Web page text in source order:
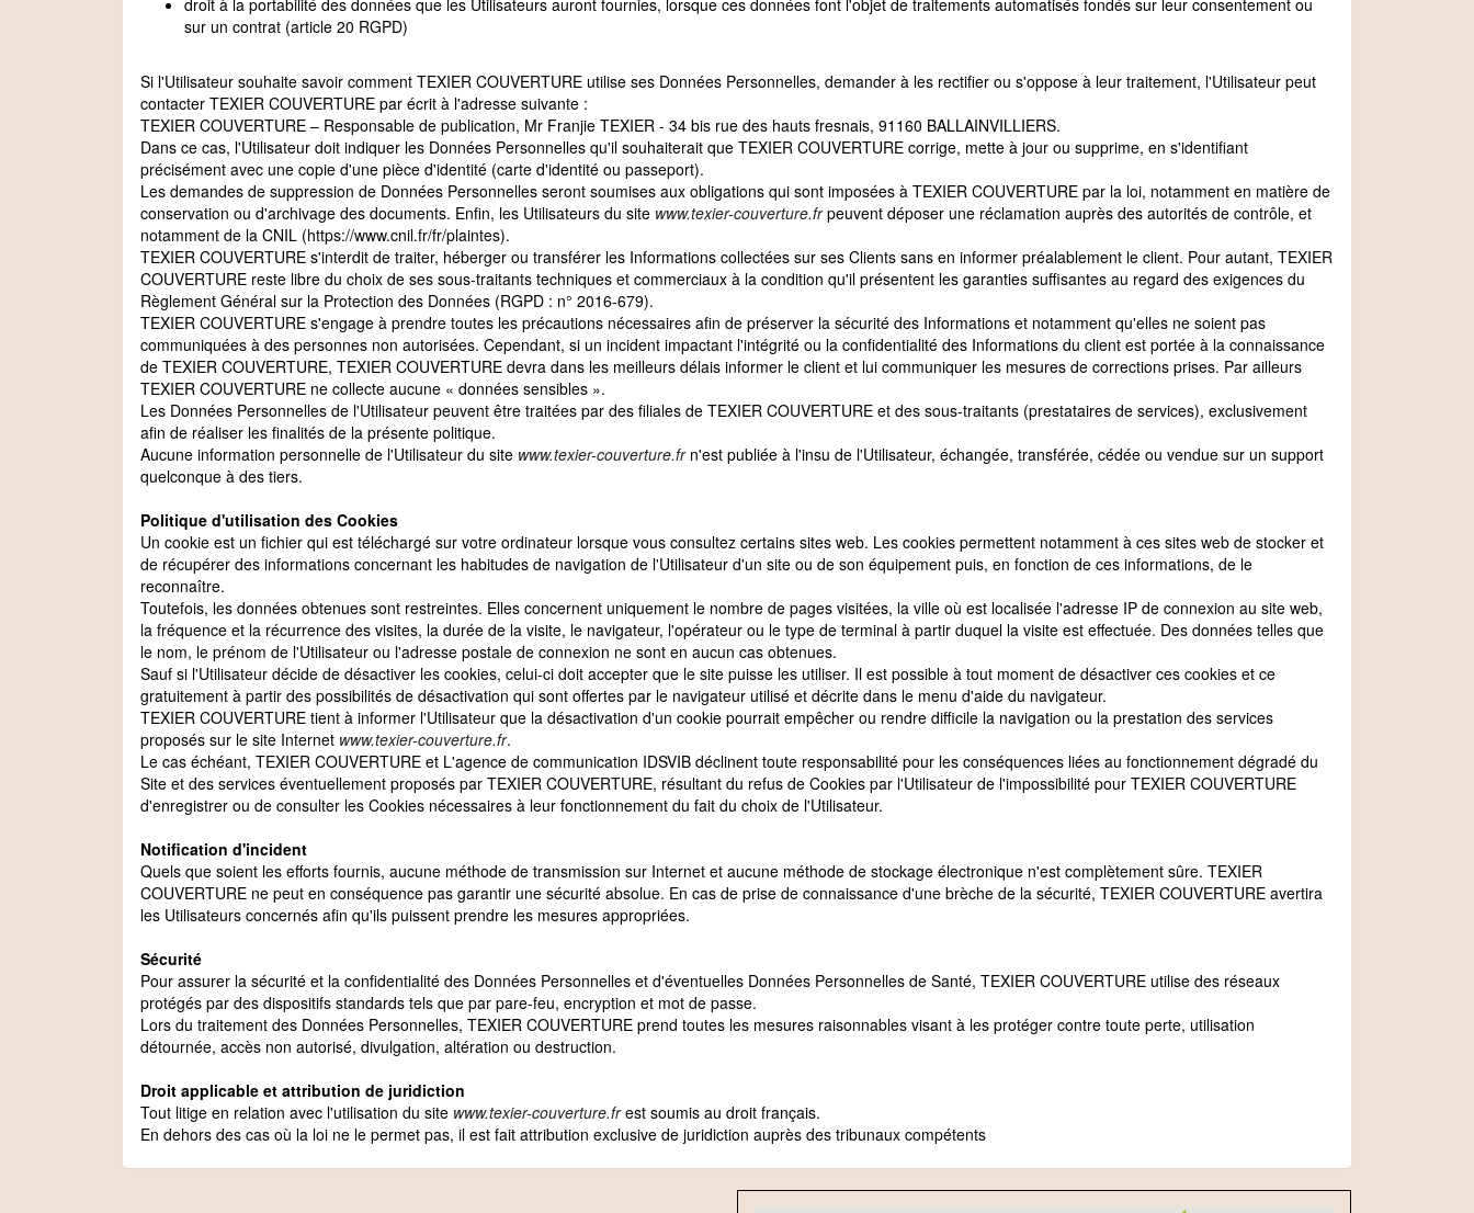
sur un contrat (article 20 RGPD)
Si l'Utilisateur souhaite savoir comment TEXIER COUVERTURE utilise ses Données Personnelles, demander à les rectifier ou s'oppose à leur traitement, l'Utilisateur peut
contacter TEXIER COUVERTURE par écrit à l'adresse suivante :
TEXIER COUVERTURE – Responsable de publication, Mr Franjie TEXIER - 34 bis rue des hauts fresnais, 91160 BALLAINVILLIERS.
Dans ce cas, l'Utilisateur doit indiquer les Données Personnelles qu'il souhaiterait que TEXIER COUVERTURE corrige, mette à jour ou supprime, en s'identifiant
précisément avec une copie d'une pièce d'identité (carte d'identité ou passeport).
Les demandes de suppression de Données Personnelles seront soumises aux obligations qui sont imposées à TEXIER COUVERTURE par la loi, notamment en matière de
conservation ou d'archivage des documents. Enfin, les Utilisateurs du site www.texier-couverture.frpeuvent déposer une réclamation auprès des autorités de contrôle, et
notamment de la CNIL (https://www.cnil.fr/fr/plaintes).
TEXIER COUVERTURE s'interdit de traiter, héberger ou transférer les Informations collectées sur ses Clients sans en informer préalablement le client. Pour autant, TEXIER
COUVERTURE reste libre du choix de ses sous-traitants techniques et commerciaux à la condition qu'il présentent les garanties suffisantes au regard des exigences du
Règlement Général sur la Protection des Données (RGPD : n° 2016-679).
TEXIER COUVERTURE s'engage à prendre toutes les précautions nécessaires afin de préserver la sécurité des Informations et notamment qu'elles ne soient pas
communiquées à des personnes non autorisées. Cependant, si un incident impactant l'intégrité ou la confidentialité des Informations du client est portée à la connaissance
de TEXIER COUVERTURE, TEXIER COUVERTURE devra dans les meilleurs délais informer le client et lui communiquer les mesures de corrections prises. Par ailleurs
TEXIER COUVERTURE ne collecte aucune « données sensibles ».
Les Données Personnelles de l'Utilisateur peuvent être traitées par des filiales de TEXIER COUVERTURE et des sous-traitants (prestataires de services), exclusivement
afin de réaliser les finalités de la présente politique.
Aucune information personnelle de l'Utilisateur du site www.texier-couverture.frn'est publiée à l'insu de l'Utilisateur, échangée, transférée, cédée ou vendue sur un support
quelconque à des tiers.
Politique d'utilisation des Cookies
Un cookie est un fichier qui est téléchargé sur votre ordinateur lorsque vous consultez certains sites web. Les cookies permettent notamment à ces sites web de stocker et
de récupérer des informations concernant les habitudes de navigation de l'Utilisateur d'un site ou de son équipement puis, en fonction de ces informations, de le
reconnaître.
Toutefois, les données obtenues sont restreintes. Elles concernent uniquement le nombre de pages visitées, la ville où est localisée l'adresse IP de connexion au site web,
la fréquence et la récurrence des visites, la durée de la visite, le navigateur, l'opérateur ou le type de terminal à partir duquel la visite est effectuée. Des données telles que
le nom, le prénom de l'Utilisateur ou l'adresse postale de connexion ne sont en aucun cas obtenues.
Sauf si l'Utilisateur décide de désactiver les cookies, celui-ci doit accepter que le site puisse les utiliser. Il est possible à tout moment de désactiver ces cookies et ce
gratuitement à partir des possibilités de désactivation qui sont offertes par le navigateur utilisé et décrite dans le menu d'aide du navigateur.
TEXIER COUVERTURE tient à informer l'Utilisateur que la désactivation d'un cookie pourrait empêcher ou rendre difficile la navigation ou la prestation des services
proposés sur le site Internet www.texier-couverture.fr.
Le cas échéant, TEXIER COUVERTURE et L'agence de communication IDSVIB déclinent toute responsabilité pour les conséquences liées au fonctionnement dégradé du
Site et des services éventuellement proposés par TEXIER COUVERTURE, résultant du refus de Cookies par l'Utilisateur de l'impossibilité pour TEXIER COUVERTURE
d'enregistrer ou de consulter les Cookies nécessaires à leur fonctionnement du fait du choix de l'Utilisateur.
Notification d'incident
Quels que soient les efforts fournis, aucune méthode de transmission sur Internet et aucune méthode de stockage électronique n'est complètement sûre. TEXIER
COUVERTURE ne peut en conséquence pas garantir une sécurité absolue. En cas de prise de connaissance d'une brèche de la sécurité, TEXIER COUVERTURE avertira
les Utilisateurs concernés afin qu'ils puissent prendre les mesures appropriées.
Sécurité
Pour assurer la sécurité et la confidentialité des Données Personnelles et d'éventuelles Données Personnelles de Santé, TEXIER COUVERTURE utilise des réseaux
protégés par des dispositifs standards tels que par pare-feu, encryption et mot de passe.
Lors du traitement des Données Personnelles, TEXIER COUVERTURE prend toutes les mesures raisonnables visant à les protéger contre toute perte, utilisation
détournée, accès non autorisé, divulgation, altération ou destruction.
Droit applicable et attribution de juridiction
Tout litige en relation avec l'utilisation du site www.texier-couverture.frest soumis au droit français.
En dehors des cas où la loi ne le permet pas, il est fait attribution exclusive de juridiction auprès des tribunaux compétents